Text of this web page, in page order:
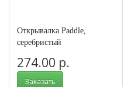
Открывалка Paddle,
серебристый
274.00 р.
Заказать